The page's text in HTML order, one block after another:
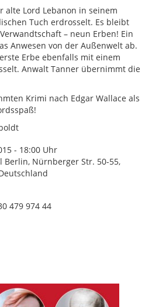
alte Lord Lebanon in seinem
Tuch erdrosselt. Es bleibt
– neun Erben! Ein
Anwesen von der Außenwelt ab.
Erbe ebenfalls mit einem
Anwalt Tanner übernimmt die
Krimi nach Edgar Wallace als
- 18:00 Uhr
Berlin, Nürnberger Str. 50-55,
479 974 44